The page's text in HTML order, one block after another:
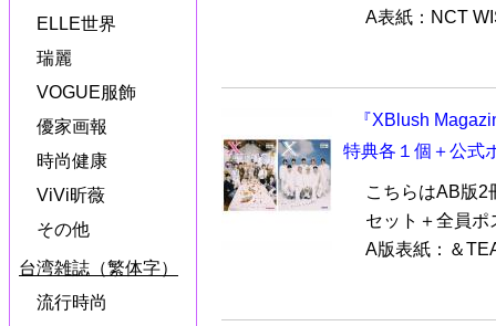
ELLE世界
瑞麗
VOGUE服飾
優家画報
時尚健康
ViVi昕薇
その他
台湾雑誌（繁体字）
流行時尚
A表紙：NCT
『XBlush
特典各１個＋公式
こちらはAB版2
セット＋全員ポ
A版表紙：＆